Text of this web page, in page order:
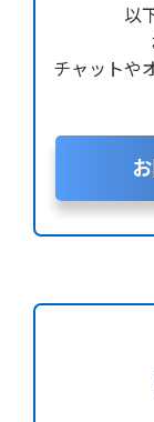
以
チャットや